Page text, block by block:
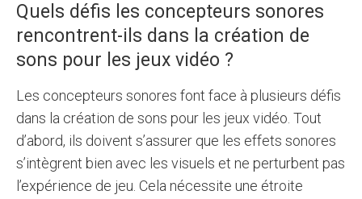
Quels défis les concepteurs sonores
rencontrent-ils dans la création de
sons pour les jeux vidéo ?
Les concepteurs sonores font face à plusieurs défis
dans la création de sons pour les jeux vidéo. Tout
d’abord, ils doivent s’assurer que les effets sonores
s’intègrent bien avec les visuels et ne perturbent pas
l’expérience de jeu. Cela nécessite une étroite